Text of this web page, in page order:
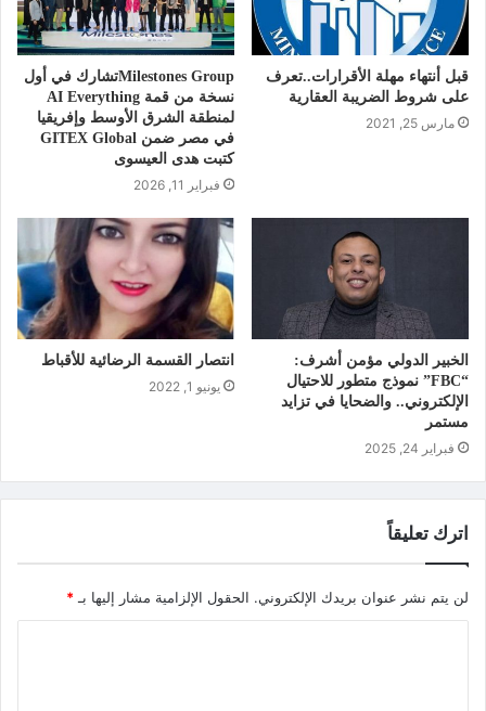
قبل أنتهاء مهلة الأقرارات..تعرف
على شروط الضريبة العقارية
مارس 25, 2021
Milestones Groupتشارك في أول
نسخة من قمة AI Everything
لمنطقة الشرق الأوسط وإفريقيا
في مصر ضمن GITEX Global
كتبت هدى العيسوى
فبراير 11, 2026
الخبير الدولي مؤمن أشرف:
“FBC” نموذج متطور للاحتيال
الإلكتروني.. والضحايا في تزايد
مستمر
فبراير 24, 2025
انتصار القسمة الرضائية للأقباط
يونيو 1, 2022
اترك تعليقاً
لن يتم نشر عنوان بريدك الإلكتروني. الحقول الإلزامية مشار إليها بـ*